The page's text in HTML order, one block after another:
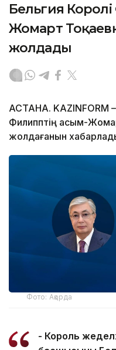
Бельгия
Жомарт
жолдады
АСТАНА. KAZINFORM
Филипптің Қасым-
жолдағанын
Фото: Ақорда
- Король